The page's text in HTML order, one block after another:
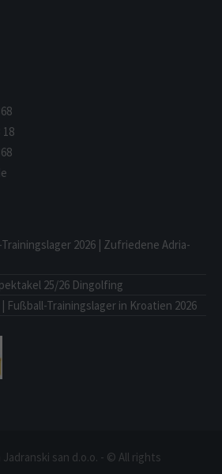
18
2026 | Zufriedene Adria-
25/26 Dingolfing
Fußball-Trainingslager in Kroatien 2026
Jadranski san d.o.o. - © All rights